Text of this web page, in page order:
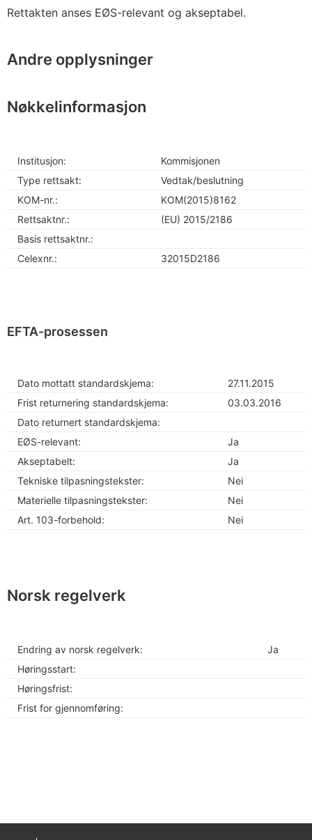
Rettakten anses EØS-relevant og akseptabel.
Andre opplysninger
Nøkkelinformasjon
Institusjon:
Kommisjonen
Type rettsakt:
Vedtak/beslutning
KOM-nr.:
KOM(2015)8162
Rettsaktnr.:
(EU) 2015/2186
Basis rettsaktnr.:
Celexnr.:
32015D2186
EFTA-prosessen
Dato mottatt standardskjema:
27.11.2015
Frist returnering standardskjema:
03.03.2016
Dato returnert standardskjema:
EØS-relevant:
Ja
Akseptabelt:
Ja
Tekniske tilpasningstekster:
Nei
Materielle tilpasningstekster:
Nei
Art. 103-forbehold:
Nei
Norsk regelverk
Endring av norsk regelverk:
Ja
Høringsstart:
Høringsfrist:
Frist for gjennomføring: